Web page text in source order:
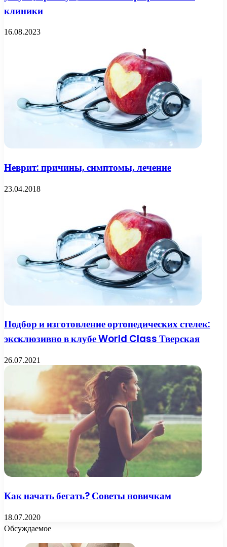
клиники
16.08.2023
Неврит: причины, симптомы, лечение
23.04.2018
Подбор и изготовление ортопедических стелек:
эксклюзивно в клубе World Class Тверская
26.07.2021
Как начать бегать? Советы новичкам
18.07.2020
Обсуждаемое